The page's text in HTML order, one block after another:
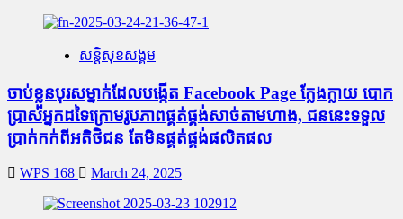
សន្តិសុខសង្គម
ចាប់ខ្លួនបុរសម្នាក់ដែលបង្កើត Facebook Page ក្លែងក្លាយ បោក
ប្រាស់អ្នកដទៃក្រោមរូបភាពផ្គត់ផ្គង់សាច់តាមហាង, ជននេះទទួល
ប្រាក់កក់ពីអតិថិជន តែមិនផ្គត់ផ្គង់ផលិតផល
WPS 168 March 24, 2025